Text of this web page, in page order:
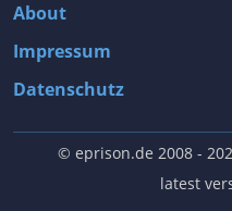
About
Impressum
Datenschutz
© eprison.de 2008 -
latest